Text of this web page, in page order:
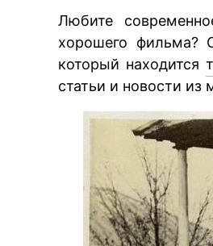
Любите
хорошего фильма?
который находится
статьи и новости из